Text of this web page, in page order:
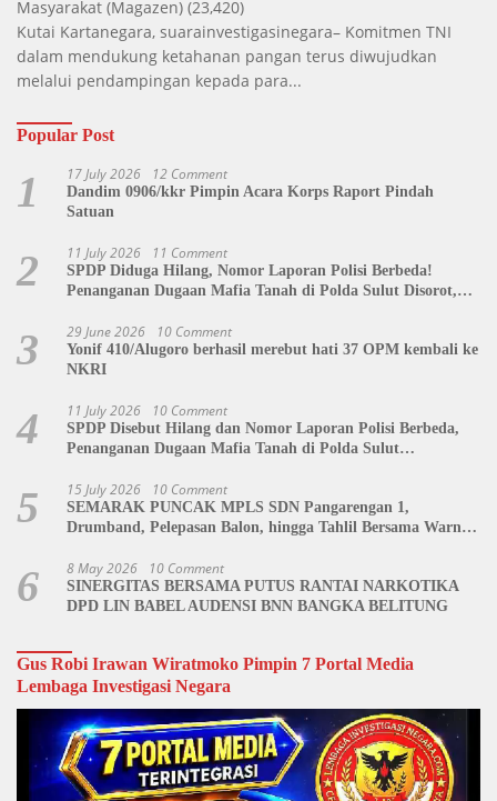
Masyarakat (Magazen) (23,420)
Kutai Kartanegara, suarainvestigasinegara– Komitmen TNI
dalam mendukung ketahanan pangan terus diwujudkan
melalui pendampingan kepada para...
Popular Post
1 17 July 2026 12 Comment
Dandim 0906/kkr Pimpin Acara Korps Raport Pindah
Satuan
2 11 July 2026 11 Comment
SPDP Diduga Hilang, Nomor Laporan Polisi Berbeda!
Penanganan Dugaan Mafia Tanah di Polda Sulut Disorot,
3 29 June 2026 10 Comment
Yonif 410/Alugoro berhasil merebut hati 37 OPM kembali ke
NKRI
4 11 July 2026 10 Comment
SPDP Disebut Hilang dan Nomor Laporan Polisi Berbeda,
Penanganan Dugaan Mafia Tanah di Polda Sulut
5 15 July 2026 10 Comment
SEMARAK PUNCAK MPLS SDN Pangarengan 1,
Drumband, Pelepasan Balon, hingga Tahlil Bersama Warnai
6 8 May 2026 10 Comment
SINERGITAS BERSAMA PUTUS RANTAI NARKOTIKA
DPD LIN BABEL AUDENSI BNN BANGKA BELITUNG
Gus Robi Irawan Wiratmoko Pimpin 7 Portal Media
Lembaga Investigasi Negara
Video
Player